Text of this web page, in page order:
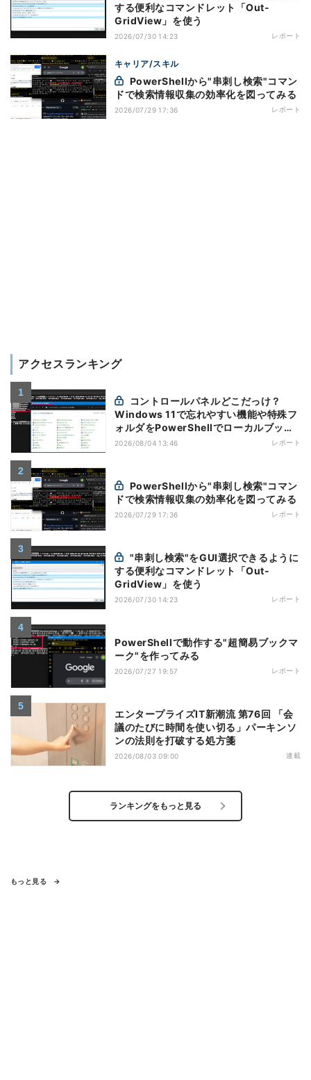
する便利なコマンドレット「Out-
GridView」を使う
2026/07/30 14:23 レポート
キャリア/スキル
ドで検索情報収集の効率化を図ってみる
2026/07/29 17:36 レポート
アクセスランキング
Windows 11で忘れやすい機能や特殊フ
ォルダをPowerShellでローカルブック
マーク化
2026/08/04 13:46 レポート
ドで検索情報収集の効率化を図ってみる
2026/07/29 17:36 レポート
する便利なコマンドレット「Out-
GridView」を使う
2026/07/30 14:23 レポート
PowerShellで動作する"超簡易ブックマ
ーク"を作ってみる
2026/07/27 19:57 レポート
エンタープライズIT新潮流 第76回 「会
議のたびに時間を使い切る」パーキンソ
ンの法則を打破する処方箋
2026/08/03 09:00 連載
ランキングをもっと見る
もっと見る